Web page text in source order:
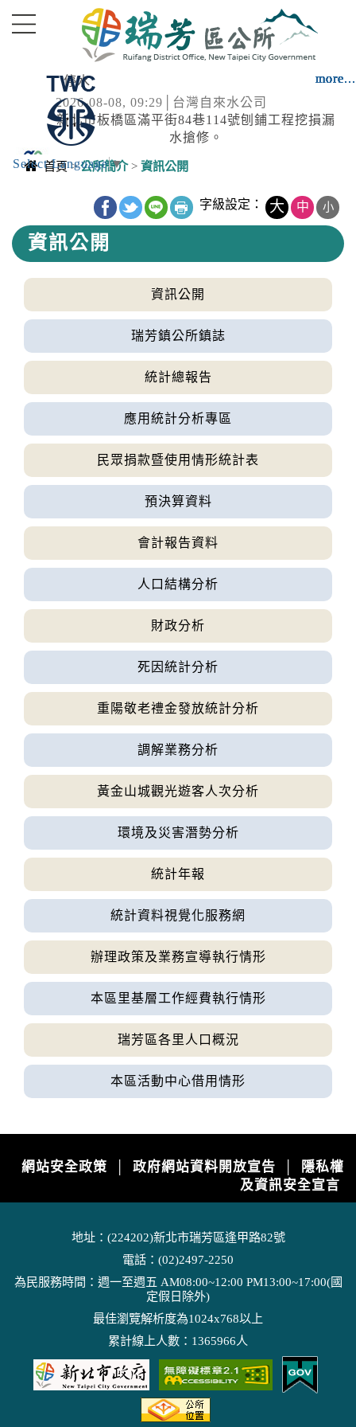
Select Language▼
停水
2026-08-08, 09:29│台灣自來水公司
新北市板橋區滿平街84巷114號刨鋪工程挖損漏
水搶修。
more...
停水
福美街136號對面，破管搶修
more...
颱風
7SEA13DOLPHIN白海豚2026-08-
08T00:00:00+00:0027.00,126.103545962280中
度颱風TYPHOON2026-08-
09T00:00:00+00:0027.40,123.403343970250中
度颱風 白海豚（國際...
more...
2026-08-08, 07:45│中央氣象署
第13號颱風外圍環流影響，易有短延時強降
雨，今(8)日基隆北海岸及臺中以北山區有局部
大雨發生的機率，請注意雷擊及強陣風，山區
請慎防坍方、落石及溪水暴漲。
more...
2026-08-08, 06:05│中央氣象署
第13號颱風外圍環流影響，8日上午至9日晚上
基隆市、臺北市、新北市、桃園市、新竹市、
新竹縣、屏東縣、宜蘭縣、臺東縣(含蘭嶼、綠
島)、連江縣局部地區有平均風6級以上或陣風8
級以上發生的機率(黃色燈號)，請注意。
more...
國家森林遊樂區
2026-08-09, 00:00│農業部林業及自然保育署
白海豚颱風休園 預計開始日期：2026年08月09
日 預計恢復日期：2026年08月10日
more...
國家森林遊樂區
2026-08-09, 00:00│農業部林業及自然保育署
颱風休園：白海豚颱風休園 預計開始時間：
2026年08月09日 00:00 預計恢復時間：2026年
08月09日 23:00
more...
2026-08-03, 10:01│台灣自來水公司
辦理龍潭給水廠高壓電氣設備檢驗 等三合一工
程
more...
2026-08-03, 11:18│台灣自來水公司
為辦理三重區五谷王南街等巷弄汰換管線工
程，施工停水
more...
2026-08-03, 11:18│台灣自來水公司
為辦理三重區五谷王南街等巷弄汰換管線工
程，施工停水
more...
首頁>公所簡介> 資訊公開
字級設定： 大 中 小
資訊公開
資訊公開
瑞芳鎮公所鎮誌
統計總報告
應用統計分析專區
民眾捐款暨使用情形統計表
預決算資料
會計報告資料
人口結構分析
財政分析
死因統計分析
重陽敬老禮金發放統計分析
調解業務分析
黃金山城觀光遊客人次分析
環境及災害潛勢分析
統計年報
統計資料視覺化服務網
辦理政策及業務宣導執行情形
本區里基層工作經費執行情形
瑞芳區各里人口概況
本區活動中心借用情形
網站安全政策 政府網站資料開放宣告
隱私權
及資訊安全宣言
地址：(224202)新北市瑞芳區逢甲路82號
電話：(02)2497-2250
為民服務時間：週一至週五 AM08:00~12:00 PM13:00~17:00(國
定假日除外)
最佳瀏覽解析度為1024x768以上
累計線上人數：1365966人